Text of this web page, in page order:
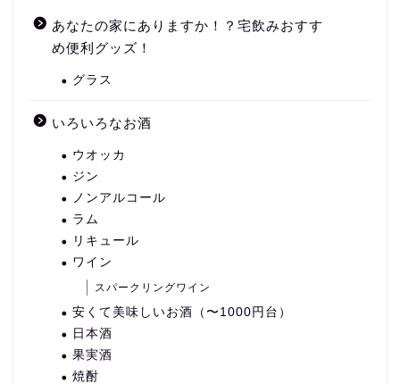
あなたの家にありますか！？宅飲みおすす
め便利グッズ！
グラス
いろいろなお酒
ウオッカ
ジン
ノンアルコール
ラム
リキュール
ワイン
スパークリングワイン
安くて美味しいお酒（〜1000円台）
日本酒
果実酒
焼酎